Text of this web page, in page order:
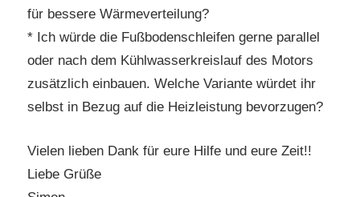
für bessere Wärmeverteilung?
* Ich würde die Fußbodenschleifen gerne parallel
oder nach dem Kühlwasserkreislauf des Motors
zusätzlich einbauen. Welche Variante würdet ihr
selbst in Bezug auf die Heizleistung bevorzugen?
Vielen lieben Dank für eure Hilfe und eure Zeit!!
Liebe Grüße